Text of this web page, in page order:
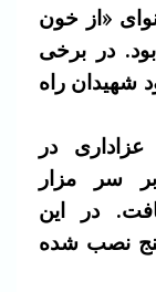
«از خون
در برخی
شهیدان راه
در
سر مزار
در این
نصب شده